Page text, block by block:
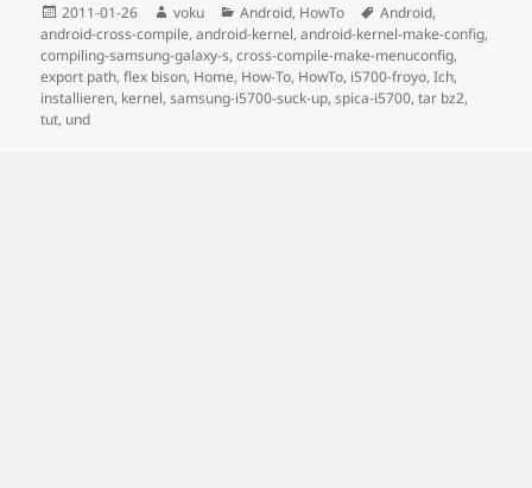
Posted
on
2011-01-26 Author
voku Categories
Android, HowTo Tags
Android,
android-cross-compile,android-kernel,android-kernel-make-config,
compiling-samsung-galaxy-s,cross-compile-make-menuconfig,
export path,flex bison, Home, How-To, HowTo, i5700-froyo,Ich,
installieren, kernel,samsung-i5700-suck-up,spica-i5700,tar bz2,
tut, und